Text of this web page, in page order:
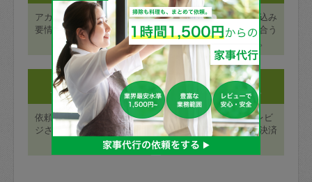
アカウント登録ページに必
要情報を入力し、メール認
証を行う。
最寄り駅や日付で絞り込み
検索を行い、ニーズに合う
タスカジさんを探す。
Step3:
サービスを受ける
依頼予約した日時にタスカ
ジさんを迎え入れ、サービ
スを受ける。
Step4:
支払いとレビュー
終了後48時間以内にレビ
ューを登録し、カード決済
が行われます。